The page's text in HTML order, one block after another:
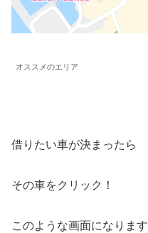
オススメのエリア
借りたい車が決まったら
その車をクリック！
このような画面になります